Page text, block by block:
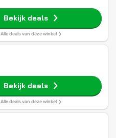
Bekijk deals
Alle deals van deze winkel
Bekijk deals
Alle deals van deze winkel